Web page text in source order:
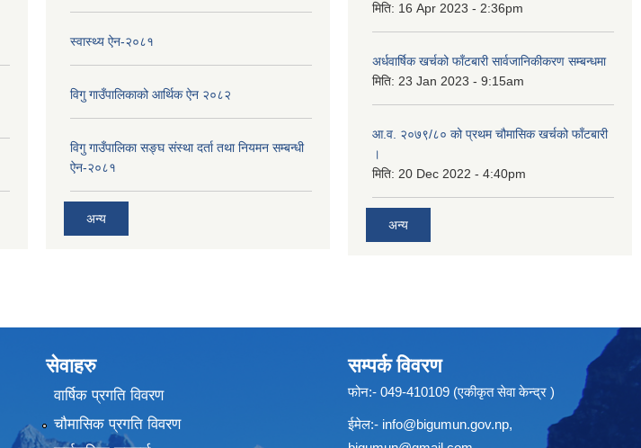
स्वास्थ्य ऐन-२०८१
विगु गाउँपालिकाको आर्थिक ऐन २०८२
विगु गाउँपालिका सङ्घ संस्था दर्ता तथा नियमन सम्बन्धी
ऐन-२०८१
अन्य
मिति: 16 Apr 2023 - 2:36pm
अर्धवार्षिक खर्चको फाँटबारी सार्वजानिकीकरण सम्बन्धमा
मिति: 23 Jan 2023 - 9:15am
आ.व. २०७९/८० को प्रथम चौमासिक खर्चको फाँटबारी
।
मिति: 20 Dec 2022 - 4:40pm
अन्य
सेवाहरु
वार्षिक प्रगति विवरण
चौमासिक प्रगति विवरण
सम्पर्क विवरण
फोन:- 049-410109 (एकीकृत सेवा केन्द्र )
ईमेल:- info@bigumun.gov.np,